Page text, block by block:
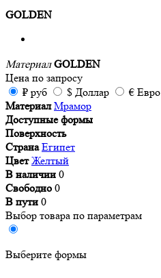
GOLDEN
Материал GOLDEN
Цена по запросу
₽ руб $ Доллар € Евро
Материал Мрамор
Доступные формы
Поверхность
Страна Египет
Цвет Желтый
В наличии 0
Свободно 0
В пути 0
Выбор товара по параметрам
Выберите формы